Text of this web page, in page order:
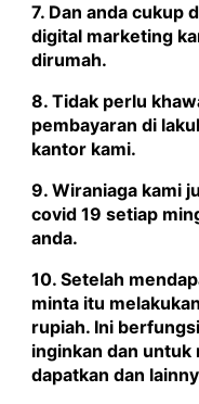
7. Dan anda cukup
digital marketing
dirumah.
8. Tidak perlu
pembayaran di
kantor kami.
9. Wiraniaga kami
covid 19 setiap
anda.
10. Setelah
minta itu
rupiah. Ini
inginkan dan untuk
dapatkan dan